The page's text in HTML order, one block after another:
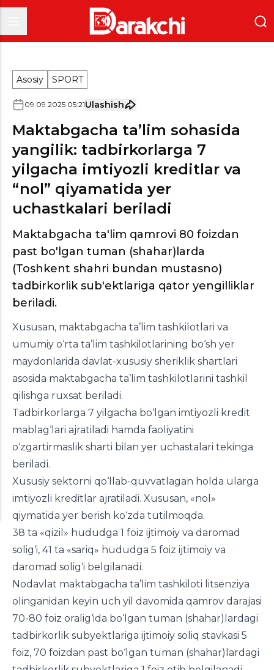
Asosiy SPORT
09.09.2025 05:21Ulashish
Maktabgacha ta’lim sohasida
yangilik: tadbirkorlarga 7
yilgacha imtiyozli kreditlar va
“nol” qiyamatida yer
uchastkalari beriladi
Maktabgacha ta'lim qamrovi 80 foizdan
past bo'lgan tuman (shahar)larda
(Toshkent shahri bundan mustasno)
tadbirkorlik sub'ektlariga qator yengilliklar
beriladi.
Xususan, maktabgacha ta’lim tashkilotlari va
umumiy o‘rta ta’lim tashkilotlarining bo‘sh yer
maydonlarida davlat-xususiy sheriklik shartlari
asosida maktabgacha ta’lim tashkilotlarini tashkil
qilishga ruxsat beriladi.
Tadbirkorlarga 7 yilgacha bo‘lgan imtiyozli kredit
mablag‘lari ajratiladi hamda faoliyatini
o‘zgartirmaslik sharti bilan yer uchastalari tekinga
beriladi.
Xususiy sektorni qo‘llab-quvvatlagan holda ularga
imtiyozli kreditlar ajratiladi. Xususan, «nol»
qiymatida yer berish ko‘zda tutilmoqda.
38 ta «qizil» hududga 1 foiz ijtimoiy va daromad
solig‘i, 41 ta «sariq» hududga 5 foiz ijtimoiy va
daromad solig‘i belgilanadi.
Nodavlat maktabgacha ta’lim tashkiloti litsenziya
olinganidan keyin uch yil davomida qamrov darajasi
70-80 foiz oralig‘ida bo‘lgan tuman (shahar)lardagi
tadbirkorlik subyektlariga ijtimoiy soliq stavkasi 5
foiz, 70 foizdan past bo‘lgan tuman (shahar)lardagi